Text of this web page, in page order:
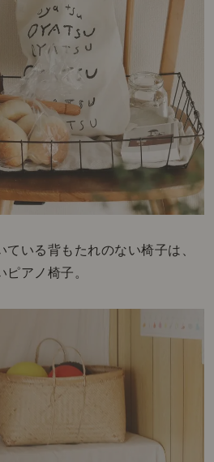
ている背もたれのない椅子は、
アノ椅子。